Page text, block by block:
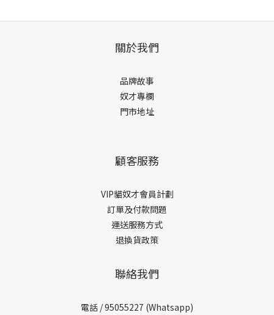
關於我們
品牌故事
奴才專欄
門市地址
顧客服務
VIP貓奴才會員計劃
訂單及付款問題
運送服務方式
退換貨政策
聯絡我們
電話 /95055227 (Whatsapp)